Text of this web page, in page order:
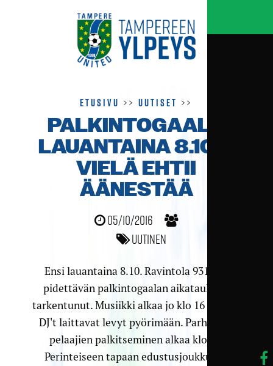
Etusivu >>Uutiset >>
PALKINTOGAALA
LAUANTAINA 8.10. –
VIELÄ EHTII
ÄÄNESTÄÄ
05/10/2016
Uutinen
Ensi lauantaina 8.10. Ravintola 931:ssä
pidettävän palkintogaalan aikataulu on
tarkentunut. Musiikki alkaa jo klo 16 kun GE
DJ't laittavat levyt pyörimään. Parhaiden
pelaajien palkitseminen alkaa klo 18.
Perinteiseen tapaan edustusjoukkueen